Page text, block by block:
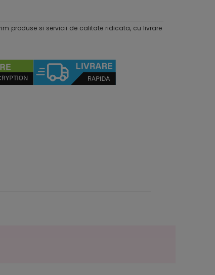
produse si servicii de calitate ridicata, cu livrare